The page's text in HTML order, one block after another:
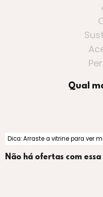
Qual
Dica: Arraste a vitrine para ver
Não há ofertas com